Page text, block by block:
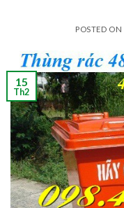
POSTED ON
15
Th2